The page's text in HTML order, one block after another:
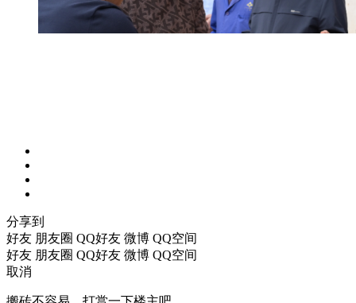
分享到
好友 朋友圈 QQ好友 微博 QQ空间
好友 朋友圈 QQ好友 微博 QQ空间
取消